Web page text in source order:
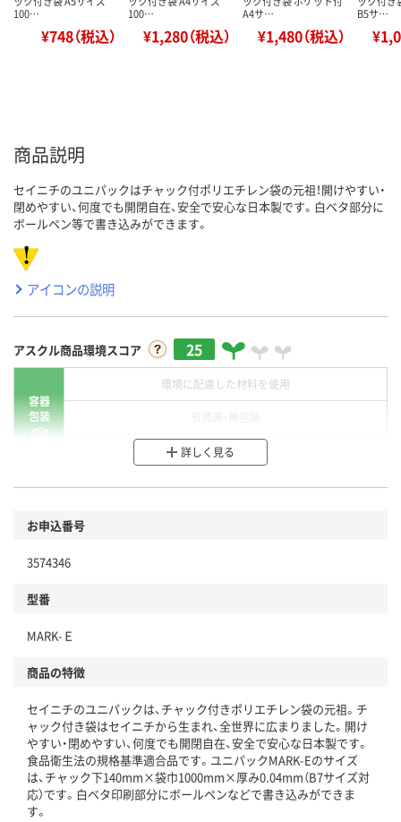
100…
¥748（税込）
100…
¥1,280（税込）
A4サ…
¥1,480（税込）
B5サ…
商品説明
セイニチのユニパックはチャック付ポリエチレン袋の元祖！開けやすい・
閉めやすい、何度でも開閉自在、安全で安心な日本製です。白ベタ部分に
ボールペン等で書き込みができます。
アイコンの説明
アスクル商品環境スコア 25
容器
包装
環境に配慮した材料を使用
分別・リサイクルしやすい設計
本体
仕組
この商品の環境配慮ポイントです。下記商品詳細「
アスクル商品環境スコア詳細／加点項目
」で確認できます。
詳しく見る
お申込番号
3574346
型番
MARK-Ｅ
商品の特徴
セイニチのユニパックは、チャック付きポリエチレン袋の元祖。チ
ャック付き袋はセイニチから生まれ、全世界に広まりました。開け
やすい・閉めやすい、何度でも開閉自在、安全で安心な日本製です。
食品衛生法の規格基準適合品です。ユニパックMARK-Eのサイズ
は、チャック下140mm×袋巾1000mm×厚み0.04mm（B7サイズ対
応）です。白ベタ印刷部分にボールペンなどで書き込みができま
す。